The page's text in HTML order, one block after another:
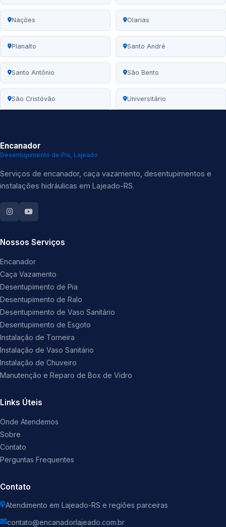
Nações Olarias
Planalto Santo André
Santo Antônio São Bento
São Cristóvão Universitário
Encanador
Desentupimento de Pia, Lajeado
Serviços de encanador, caça vazamento, desentupimentos e
instalações hidráulicas em Lajeado-RS.
Nossos Serviços
Encanador
Caça Vazamento
Desentupimento de Pia
Desentupimento de Ralo
Desentupimento de Vaso Sanitário
Desentupimento de Esgoto
Instalação de Torneira
Instalação de Vaso Sanitário
Instalação de Chuveiro
Manutenção e Reparo de Box de Vidro
Links Úteis
Onde Atendemos
Sobre
Contato
Perguntas Frequentes
Contato
Atendimento em Lajeado-RS e regiões parceiras
contato@encanadorlajeado.com.br